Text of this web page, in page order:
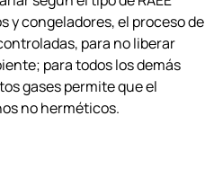
congeladores, el proceso de
para no liberar
para todos los demás
gases permite que el
no herméticos.